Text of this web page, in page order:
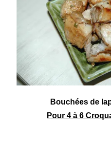
Bouchées de
Pour 4 à 6